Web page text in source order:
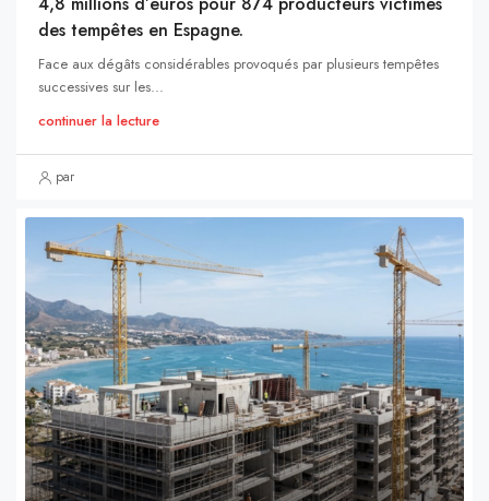
des tempêtes en Espagne.
Face aux dégâts considérables provoqués par plusieurs tempêtes
successives sur les...
continuer la lecture
par